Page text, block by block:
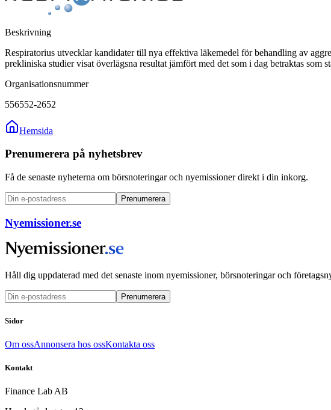
Beskrivning
Respiratorius utvecklar kandidater till nya effektiva läkemedel för behandling av
prekliniska studier visat överlägsna resultat jämfört med det som i dag betraktas som
Organisationsnummer
556552-2652
Hemsida
Prenumerera på nyhetsbrev
Få de senaste nyheterna om börsnoteringar och nyemissioner direkt i din inkorg.
Prenumerera
Nyemissioner.se
Håll dig uppdaterad med det senaste inom nyemissioner, börsnoteringar och
Prenumerera
Sidor
Om ossAnnonsera hos ossKontakta oss
Kontakt
Finance Lab AB